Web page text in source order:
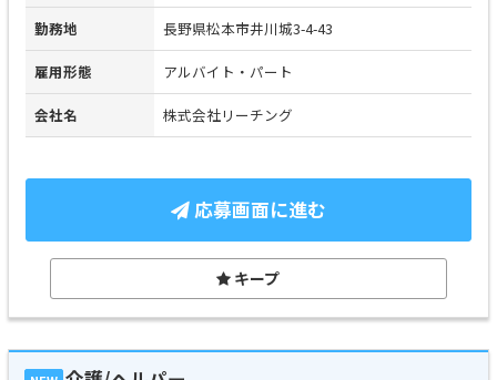
勤務地 長野県松本市井川城3-4-43
雇用形態 アルバイト・パート
会社名 株式会社リーチング
応募画面に進む
キープ